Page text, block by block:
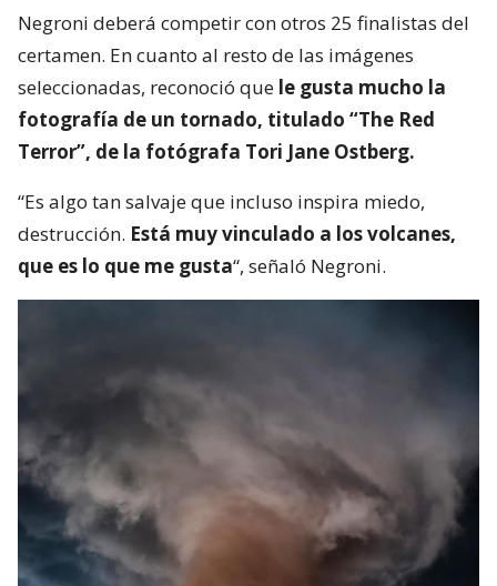
Negroni deberá competir con otros 25 finalistas del
certamen. En cuanto al resto de las imágenes
seleccionadas, reconoció que le gusta mucho la
fotografía de un tornado, titulado “The Red
Terror”, de la fotógrafa Tori Jane Ostberg.
“Es algo tan salvaje que incluso inspira miedo,
destrucción. Está muy vinculado a los volcanes,
que es lo que me gusta“, señaló Negroni.